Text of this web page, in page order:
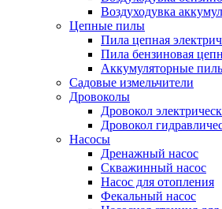
Воздуходувка
Цепные пилы
Пила цепная
Пила бензиновая
Аккумуляторные
Садовые измельчители
Дровоколы
Дровокол
Дровокол
Насосы
Дренажный насос
Скважинный насос
Насос для отопления
Фекальный насос